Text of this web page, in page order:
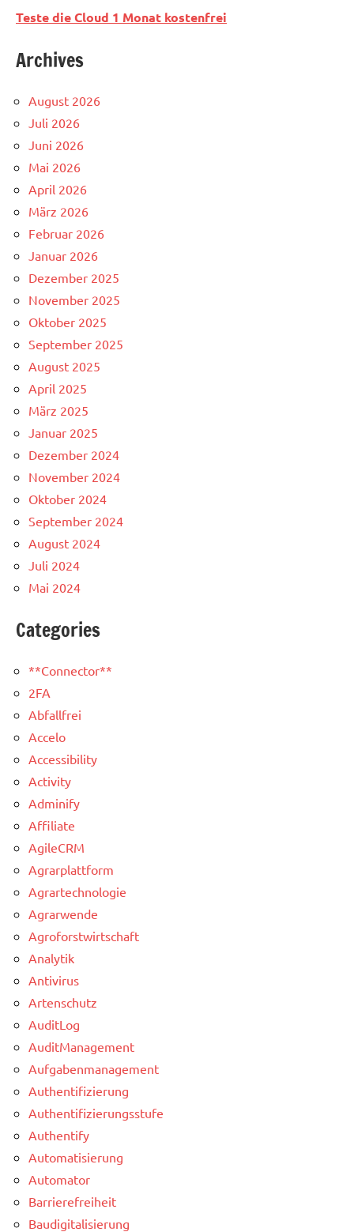
Teste die Cloud 1 Monat kostenfrei
Archives
August 2026
Juli 2026
Juni 2026
Mai 2026
April 2026
März 2026
Februar 2026
Januar 2026
Dezember 2025
November 2025
Oktober 2025
September 2025
August 2025
April 2025
März 2025
Januar 2025
Dezember 2024
November 2024
Oktober 2024
September 2024
August 2024
Juli 2024
Mai 2024
Categories
**Connector**
2FA
Abfallfrei
Accelo
Accessibility
Activity
Adminify
Affiliate
AgileCRM
Agrarplattform
Agrartechnologie
Agrarwende
Agroforstwirtschaft
Analytik
Antivirus
Artenschutz
AuditLog
AuditManagement
Aufgabenmanagement
Authentifizierung
Authentifizierungsstufe
Authentify
Automatisierung
Automator
Barrierefreiheit
Baudigitalisierung